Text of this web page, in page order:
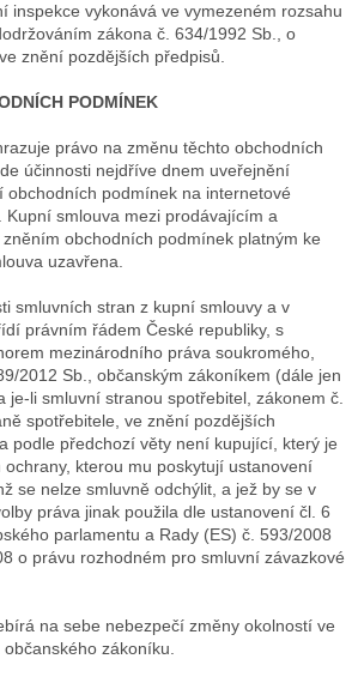
inspekce vykonává ve vymezeném rozsahu
zákona č. 634/1992 Sb., o
znění pozdějších předpisů.
PODMÍNEK
právo na změnu těchto obchodních
účinnosti nejdříve dnem uveřejnění
obchodních podmínek na internetové
smlouva mezi prodávajícím a
obchodních podmínek platným ke
uzavřena.
smluvních stran z kupní smlouvy a v
právním řádem České republiky, s
mezinárodního práva soukromého,
2012 Sb., občanským zákoníkem (dále jen
je-li smluvní stranou spotřebitel, zákonem č.
spotřebitele, ve znění pozdějších
podle předchozí věty není kupující, který je
kterou mu poskytují ustanovení
se nelze smluvně odchýlit, a jež by se v
práva jinak použila dle ustanovení čl. 6
parlamentu a Rady (ES) č. 593/2008
o právu rozhodném pro smluvní závazkové
na sebe nebezpečí změny okolností ve
zákoníku.